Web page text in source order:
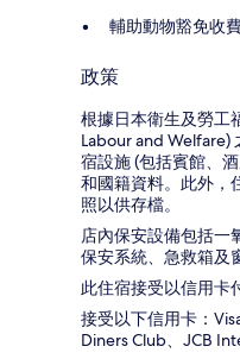
輔助動物豁免收
政策
根據日本衛生及勞工
Labour and Welfare)
宿設施 (包括賓館、
和國籍資料。此外，
照以供存檔。
店內保安設備包括一
保安系統、急救箱及
此住宿接受以信用卡
接受以下信用卡：
Diners Club、JCB